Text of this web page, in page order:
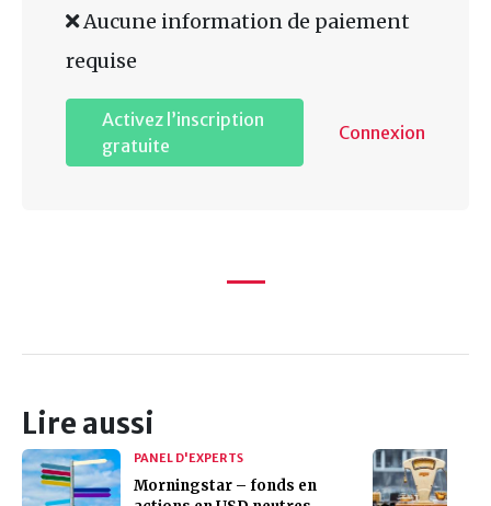
Aucune information de paiement
requise
Activez l’inscription
gratuite
Connexion
Lire aussi
PANEL D'EXPERTS
Morningstar – fonds en